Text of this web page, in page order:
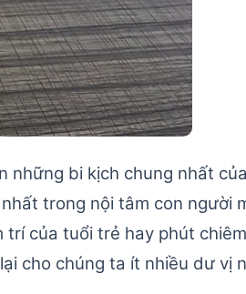
những bi kịch chung nhất
trong nội tâm con người
của tuổi trẻ hay phút
cho chúng ta ít nhiều dư vị